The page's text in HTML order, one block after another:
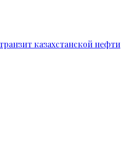
казахстанской нефти